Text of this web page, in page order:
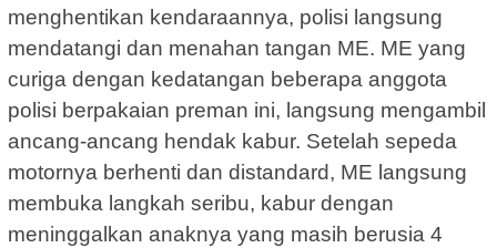
menghentikan kendaraannya, polisi langsung
mendatangi dan menahan tangan ME. ME yang
curiga dengan kedatangan beberapa anggota
polisi berpakaian preman ini, langsung mengambil
ancang-ancang hendak kabur. Setelah sepeda
motornya berhenti dan distandard, ME langsung
membuka langkah seribu, kabur dengan
meninggalkan anaknya yang masih berusia 4